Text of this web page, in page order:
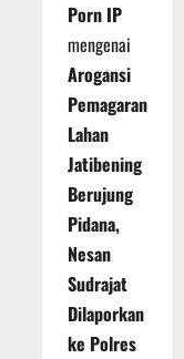
Porn IP
mengenai
Arogansi
Pemagaran
Lahan
Jatibening
Berujung
Pidana,
Nesan
Sudrajat
Dilaporkan
ke Polres